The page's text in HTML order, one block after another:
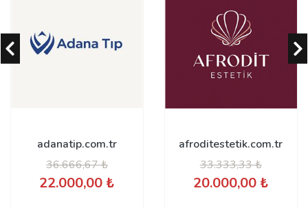
adanatip.com.tr
36.666,67 ₺
22.000,00 ₺
afroditestetik.com.tr
33.333,33 ₺
20.000,00 ₺